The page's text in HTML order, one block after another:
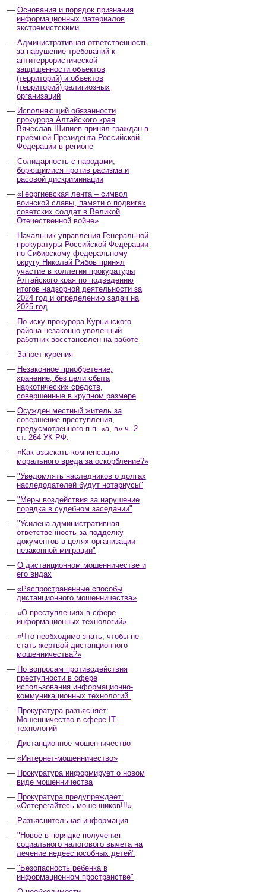
Основания и порядок признания
информационных материалов
экстремистскими
Административная ответственность
за нарушение требований к
антитеррористической
защищенности объектов
(территорий) и объектов
(территорий) религиозных
организаций
Исполняющий обязанности
прокурора Алтайского края
Вячеслав Шипиев принял граждан в
приёмной Президента Российской
Федерации в регионе
Солидарность с народами,
борющимися против расизма и
расовой дискриминации
«Георгиевская лента – символ
воинской славы, памяти о подвигах
советских солдат в Великой
Отечественной войне»
Начальник управления Генеральной
прокуратуры Российской Федерации
по Сибирскому федеральному
округу Николай Рябов принял
участие в коллегии прокуратуры
Алтайского края по подведению
итогов надзорной деятельности за
2024 год и определению задач на
2025 год
По иску прокурора Курьинского
района незаконно уволенный
работник восстановлен на работе
Запрет курения
Незаконное приобретение,
хранение, без цели сбыта
наркотических средств,
совершенные в крупном размере
Осужден местный житель за
совершение преступления,
предусмотренного п.п. «а, в» ч. 2
ст. 264 УК РФ.
«Как взыскать компенсацию
морального вреда за оскорбление?»
"Уведомлять наследников о долгах
наследодателей будут нотариусы"
"Меры воздействия за нарушение
порядка в судебном заседании"
"Усилена административная
ответственность за подделку
документов в целях организации
незаконной миграции"
О дистанционном мошенничестве и
его видах
«Распространенные способы
дистанционного мошенничества»
«О преступлениях в сфере
информационных технологий»
«Что необходимо знать, чтобы не
стать жертвой дистанционного
мошенничества?»
По вопросам противодействия
преступности в сфере
использования информационно-
коммуникационных технологий.
Прокуратура разъясняет:
Мошенничество в сфере IT-
технологий
Дистанционное мошенничество
«Интернет-мошенничество»
Прокуратура информирует о новом
виде мошенничества
Прокуратура предупреждает:
«Остерегайтесь мошенников!!!»
Разъяснительная информация
"Новое в порядке получения
социального налогового вычета на
лечение недееспособных детей"
"Безопасность ребенка в
информационном пространстве"